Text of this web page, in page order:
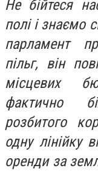
Не бійтеся
полі і знаємо
парламент
пільг, він
місцевих
фактично
розбитого
одну лінійку
оренди за